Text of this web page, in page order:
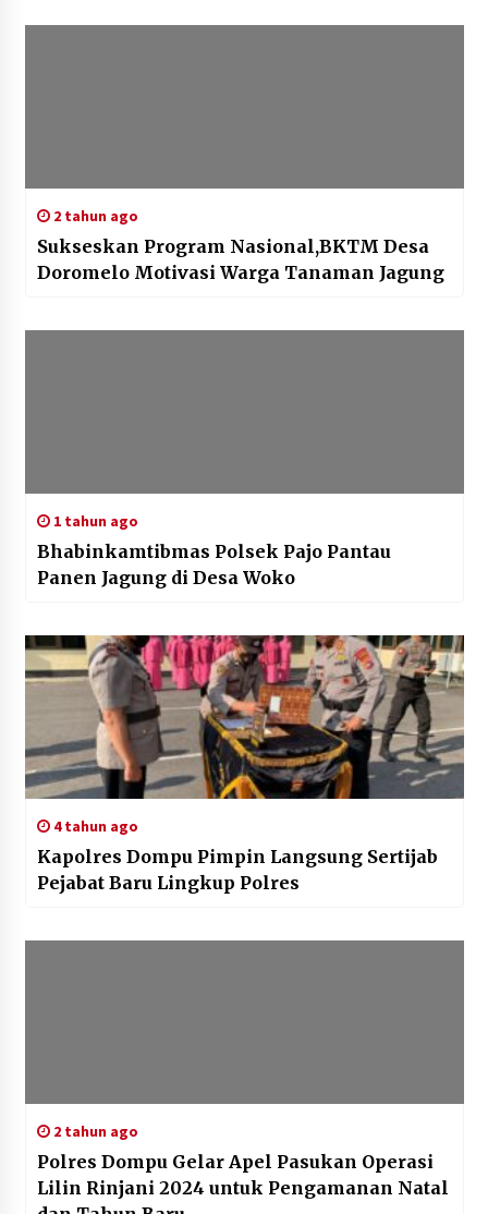
2 tahun ago
Sukseskan Program Nasional,BKTM Desa
Doromelo Motivasi Warga Tanaman Jagung
1 tahun ago
Bhabinkamtibmas Polsek Pajo Pantau
Panen Jagung di Desa Woko
4 tahun ago
Kapolres Dompu Pimpin Langsung Sertijab
Pejabat Baru Lingkup Polres
2 tahun ago
Polres Dompu Gelar Apel Pasukan Operasi
Lilin Rinjani 2024 untuk Pengamanan Natal